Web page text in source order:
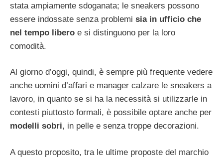
stata ampiamente sdoganata; le sneakers possono
essere indossate senza problemi sia in ufficio che
nel tempo libero e si distinguono per la loro
comodità.
Al giorno d’oggi, quindi, è sempre più frequente vedere
anche uomini d’affari e manager calzare le sneakers a
lavoro, in quanto se si ha la necessità si utilizzarle in
contesti piuttosto formali, è possibile optare anche per
modelli sobri, in pelle e senza troppe decorazioni.
A questo proposito, tra le ultime proposte del marchio